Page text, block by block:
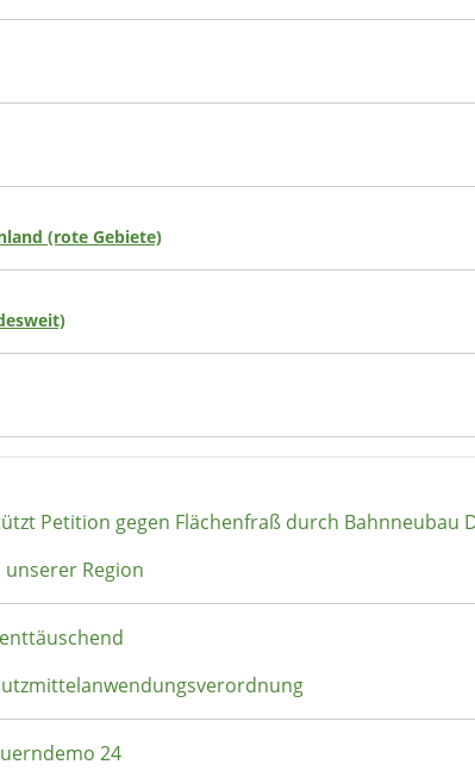
(rote Gebiete)
Petition gegen Flächenfraß durch
Region
24